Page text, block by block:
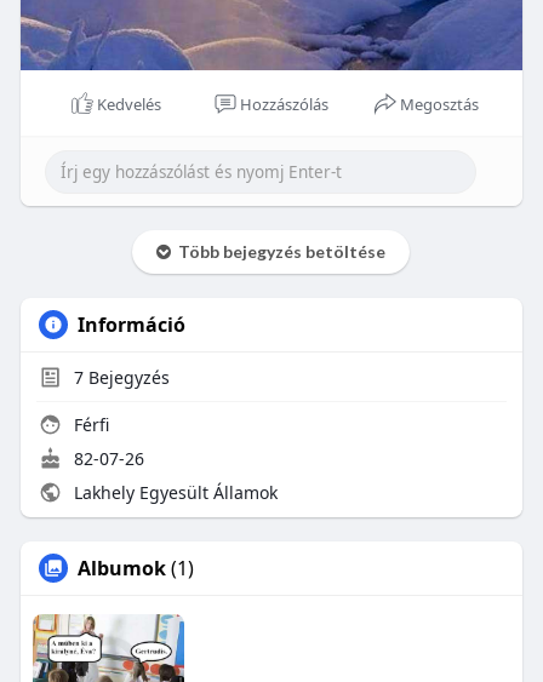
Kedvelés Hozzászólás Megosztás
Több bejegyzés betöltése
Információ
7Bejegyzés
Férfi
82-07-26
Lakhely Egyesült Államok
Albumok(1)